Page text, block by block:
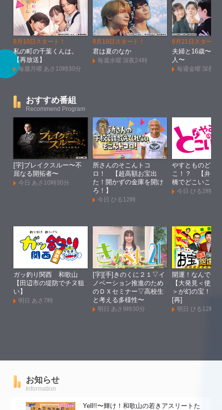
8月10日スタート！
私の町の千葉くんは。
【再放送】
毎週月曜 あさ10時30分
8月19日スタート！
君は夏のなか
毎週水曜 深夜24時
8月21日スタート
夫婦と16歳〜狂
人〜
毎週金曜 深夜1
おすすめ番組
Recommend Program
[字]ブレイクスルー〜不
屈なる開拓者〜
今日 あさ10時30分
所さんのそこんトコ
ロ！ 【超高額お宝出
た！開かずの金庫を開け
ろ！】
今日 ひる12時
やすとものどこ
こ！？ 【弁天
橋でどこいこ！
今日 ひる2時
ガッ釣り関西 和歌山
【田辺市の堤防でチヌ狙
い】
明日 あさ7時
[字][手]きのくに２１▽イ
ノベーション推進のため
のＤＸセミナー▽高校生
と考える多様性〜
明日 あさ9時30分
開運！なんで
【大発見＜使用
＞が幻の宝！超
[再]
明日 ひる12時
お知らせ
Information
Yell!!〜輝け！和歌山の若きアスリートた